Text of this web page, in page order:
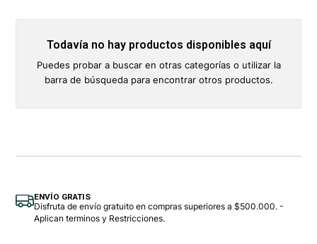
Todavía no hay productos disponibles aquí
Puedes probar a buscar en otras categorías o utilizar la
barra de búsqueda para encontrar otros productos.
ENVÍO GRATIS
Disfruta de envío gratuito en compras superiores a $500.000. -
Aplican terminos y Restricciones.